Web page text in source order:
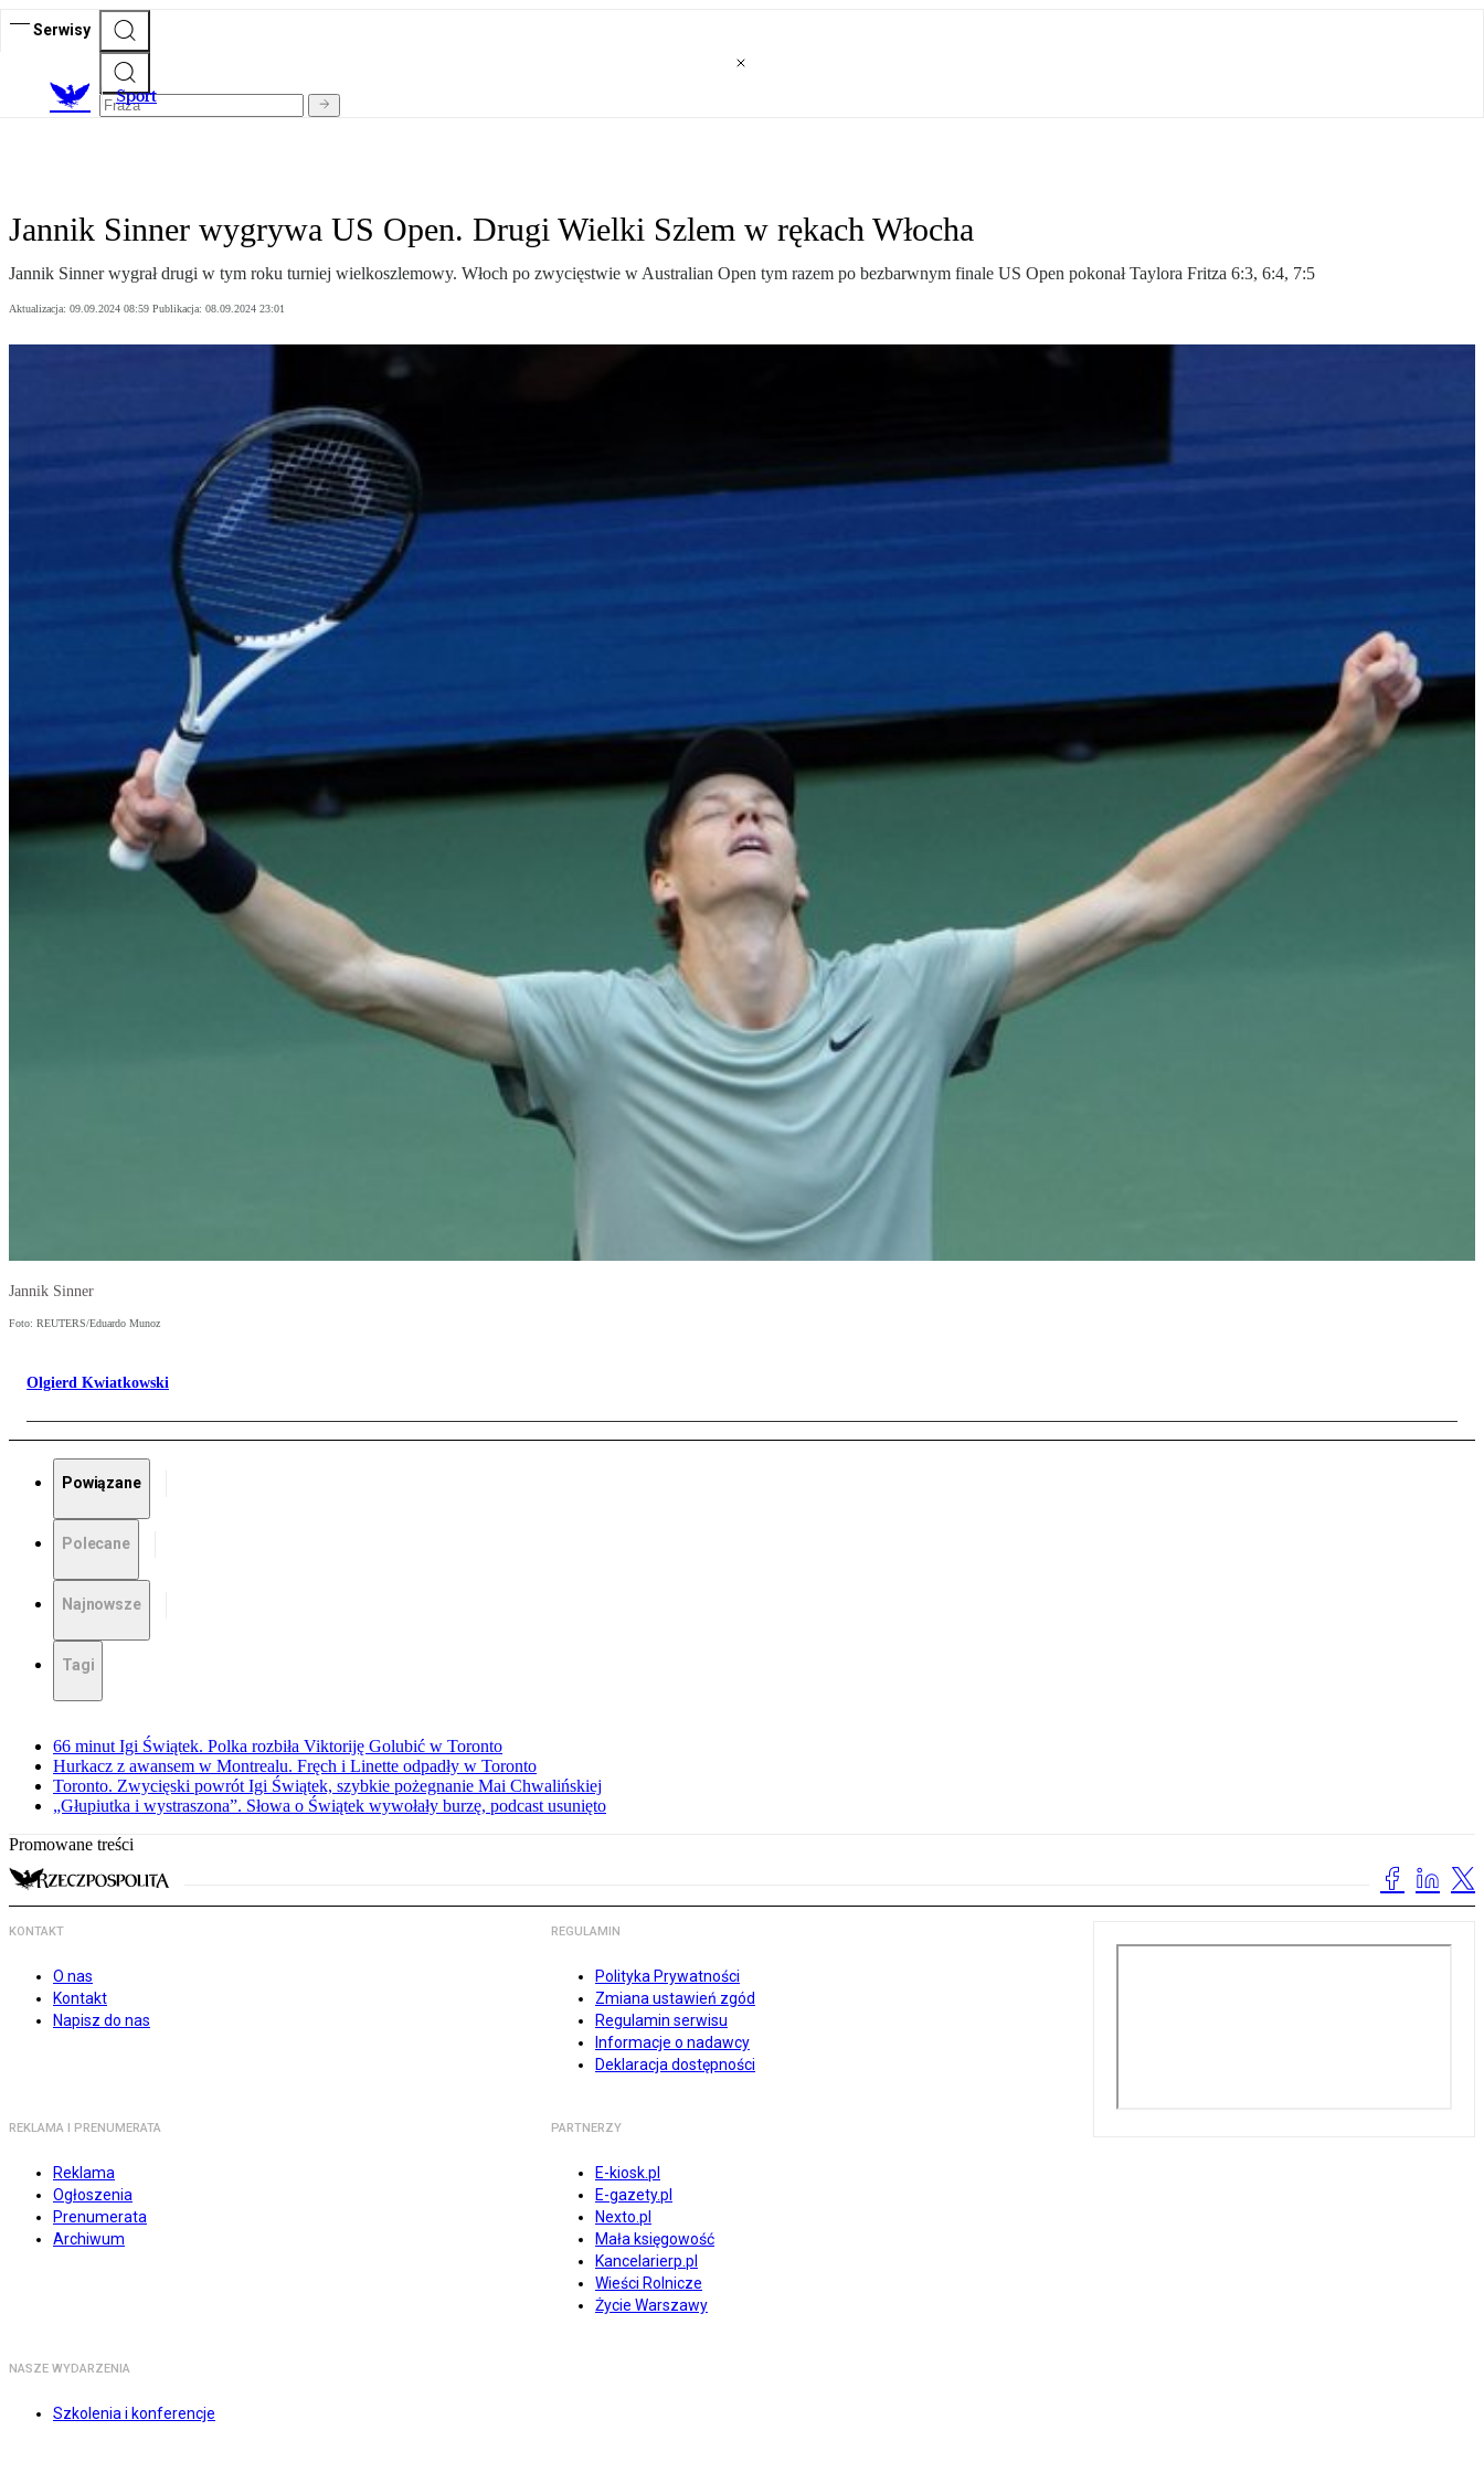
Serwisy
Sport
Jannik Sinner wygrywa US Open. Drugi Wielki Szlem w rękach Włocha
Jannik Sinner wygrał drugi w tym roku turniej wielkoszlemowy. Włoch po zwycięstwie w Australian Open tym razem po bezbarwnym finale US Open pokonał Taylora Fritza 6:3, 6:4, 7:5
Aktualizacja: 09.09.2024 08:59 Publikacja: 08.09.2024 23:01
Jannik Sinner
Foto: REUTERS/Eduardo Munoz
Olgierd Kwiatkowski
Powiązane
Polecane
Najnowsze
Tagi
66 minut Igi Świątek. Polka rozbiła Viktoriję Golubić w Toronto
Hurkacz z awansem w Montrealu. Fręch i Linette odpadły w Toronto
Toronto. Zwycięski powrót Igi Świątek, szybkie pożegnanie Mai Chwalińskiej
„Głupiutka i wystraszona”. Słowa o Świątek wywołały burzę, podcast usunięto
Promowane treści
KONTAKT
O nas
Kontakt
Napisz do nas
REGULAMIN
Polityka Prywatności
Zmiana ustawień zgód
Regulamin serwisu
Informacje o nadawcy
Deklaracja dostępności
REKLAMA I PRENUMERATA
Reklama
Ogłoszenia
Prenumerata
Archiwum
PARTNERZY
E-kiosk.pl
E-gazety.pl
Nexto.pl
Mała księgowość
Kancelarierp.pl
Wieści Rolnicze
Życie Warszawy
NASZE WYDARZENIA
Szkolenia i konferencje